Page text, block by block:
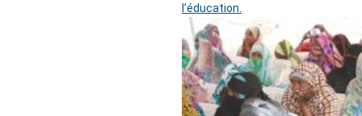
l’éducation.